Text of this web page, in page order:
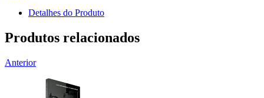
Detalhes do Produto
Produtos relacionados
Anterior